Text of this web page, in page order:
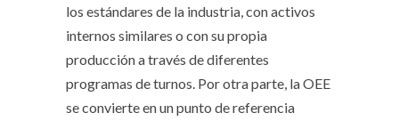
los estándares de la industria, con activos
internos similares o con su propia
producción a través de diferentes
programas de turnos. Por otra parte, la OEE
se convierte en un punto de referencia